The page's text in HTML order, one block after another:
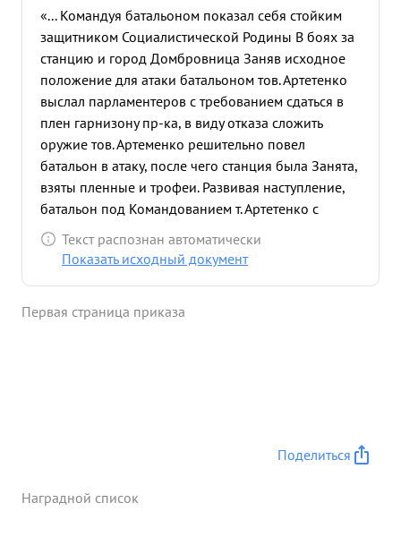
«... Командуя батальоном показал себя стойким
защитником Социалистической Родины В боях за
станцию и город Домбровница Заняв исходное
положение для атаки батальоном тов. Артетенко
выслал парламентеров с требованием сдаться в
плен гарнизону пр-ка, в виду отказа сложить
оружие тов. Артеменко решительно повел
батальон в атаку, после чего станция была Занята,
взяты пленные и трофеи. Развивая наступление,
батальон под Командованием т. Артетенко с
честью выполнил последующую задачу Заняв гор
Домбровница и ряд населенных пунктов, Тов.
Текст распознан автоматически
Показать исходный документ
Первая страница приказа
Поделиться
Наградной список